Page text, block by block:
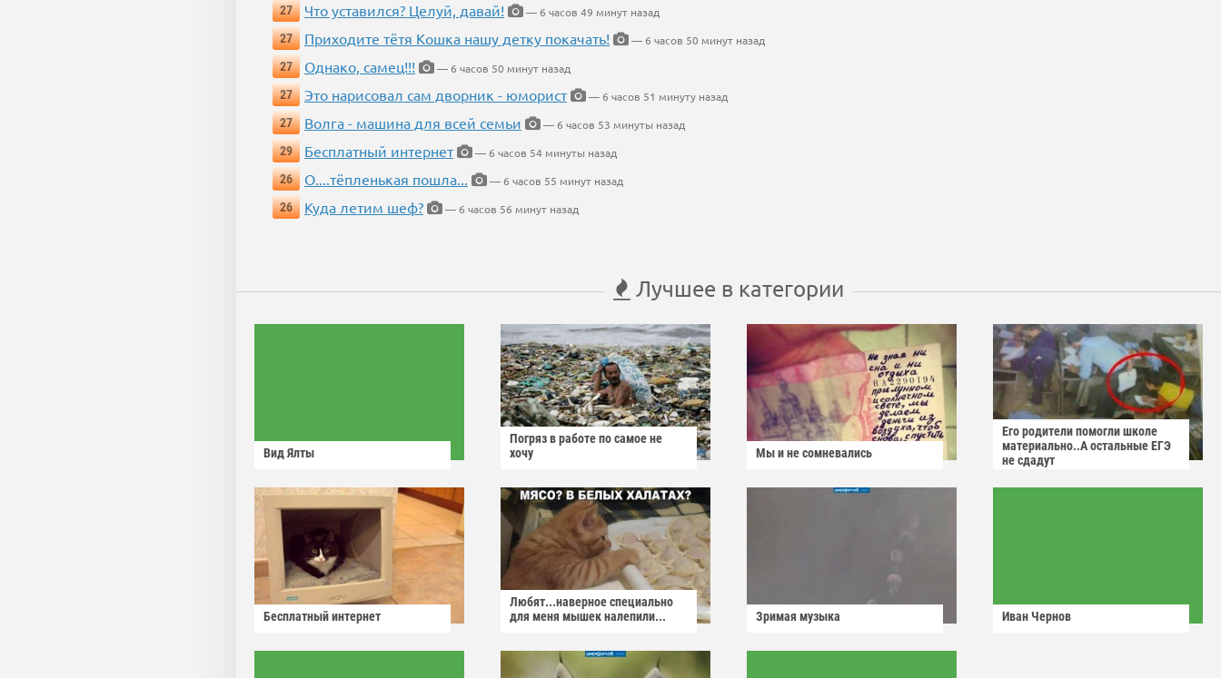
27
Что уставился? Целуй, давай!
— 6 часов 49 минут назад
27
Приходите тётя Кошка нашу детку покачать!
— 6 часов 50 минут назад
27
Однако, самец!!!
— 6 часов 50 минут назад
27
Это нарисовал сам дворник - юморист
— 6 часов 51 минуту назад
27
Волга - машина для всей семьи
— 6 часов 53 минуты назад
29
Бесплатный интернет
— 6 часов 54 минуты назад
26
О....тёпленькая пошла...
— 6 часов 55 минут назад
26
Куда летим шеф? — 6 часов 56 минут назад
Лучшее в категории
Вид Ялты
Погряз в работе по самое не
хочу
Мы и не сомневались
Его родители помогли школе
материально..А остальные ЕГЭ
не сдадут
Бесплатный интернет
Любят...наверное специально
для меня мышек налепили...
Зримая музыка Иван Чернов